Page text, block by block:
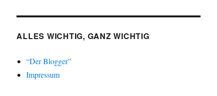
ALLES WICHTIG, GANZ WICHTIG
“Der Blogger”
Impressum